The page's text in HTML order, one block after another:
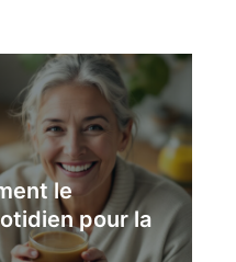
le
pour la